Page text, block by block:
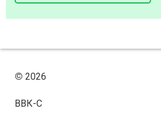
© 2026
ВВК-С